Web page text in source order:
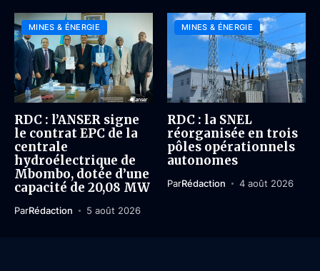
MINES & ÉNERGIE
RDC : l’ANSER signe
le contrat EPC de la
centrale
hydroélectrique de
Mbombo, dotée d’une
capacité de 20,08 MW
ParRédaction 5 août 2026
MINES & ÉNERGIE
RDC : la SNEL
réorganisée en trois
pôles opérationnels
autonomes
ParRédaction 4 août 2026